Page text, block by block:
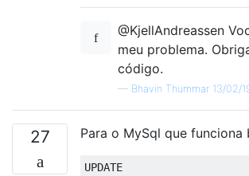
@KjellAndreassen
meu problema.
código.
— Bhavin Thummar 13/02/
27 Para o MySql que funciona
UPDATE